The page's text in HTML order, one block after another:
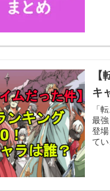
キ
「
最
登
てい